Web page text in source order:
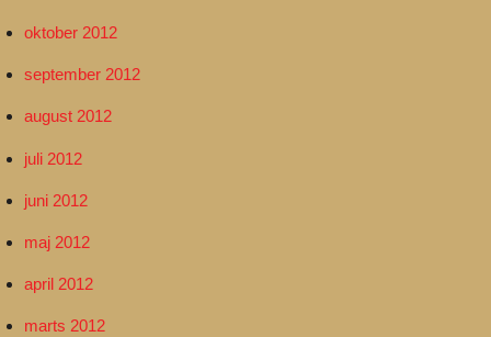
oktober 2012
september 2012
august 2012
juli 2012
juni 2012
maj 2012
april 2012
marts 2012